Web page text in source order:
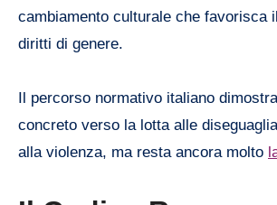
cambiamento culturale che favorisca
diritti di genere.
Il percorso normativo italiano
concreto verso la lotta alle
alla violenza, ma resta ancora molto